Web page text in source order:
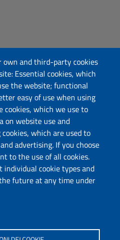
own and third-party cookies
Essential cookies, which
the website; functional
easy of use when using
cookies, which we use to
on website use and
which are used to
advertising. If you choose
to the use of all cookies.
individual cookie types and
future at any time under
dell’Uomo e
07100 Sassari